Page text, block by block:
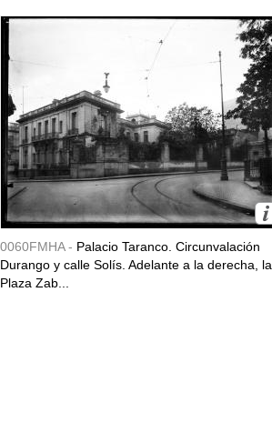
0060FMHA - Palacio Taranco. Circunvalación
Durango y calle Solís. Adelante a la derecha, la
Plaza Zab...